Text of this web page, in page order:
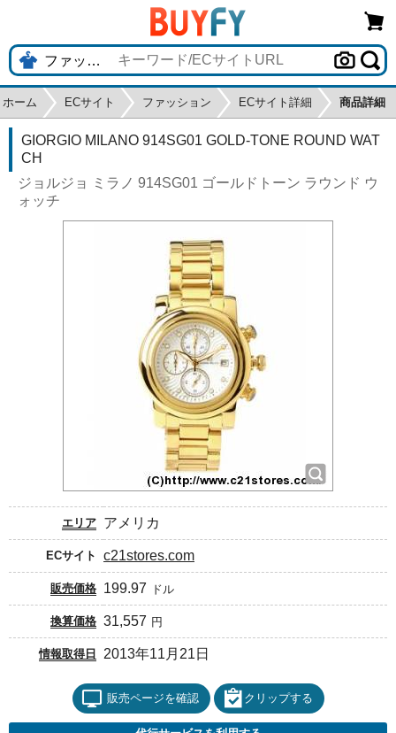
ホーム ECサイト ファッション ECサイト詳細 商品詳細
GIORGIO MILANO 914SG01 GOLD-TONE ROUND WAT
CH
ジョルジョ ミラノ 914SG01 ゴールドトーン ラウンド ウ
ォッチ
エリア アメリカ
ECサイト c21stores.com
販売価格 199.97 ドル
換算価格 31,557 円
情報取得日 2013年11月21日
販売ページを確認 クリップする